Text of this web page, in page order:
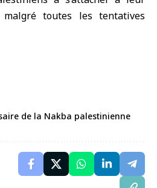
toutes les tentatives
de la Nakba palestinienne